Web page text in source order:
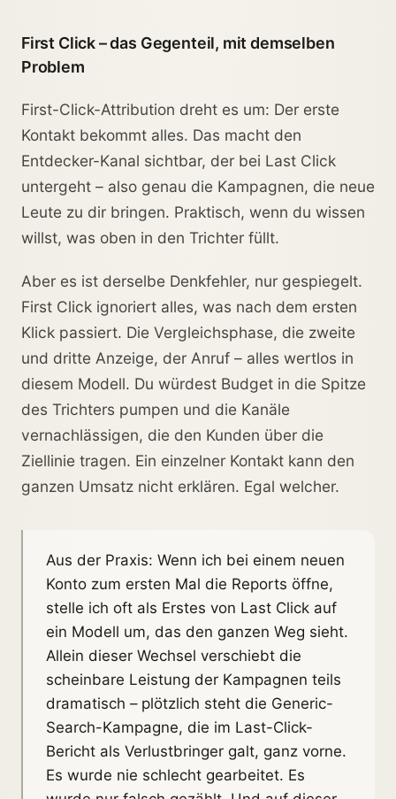
First Click – das Gegenteil, mit demselben
Problem
First-Click-Attribution dreht es um: Der erste
Kontakt bekommt alles. Das macht den
Entdecker-Kanal sichtbar, der bei Last Click
untergeht – also genau die Kampagnen, die neue
Leute zu dir bringen. Praktisch, wenn du wissen
willst, was oben in den Trichter füllt.
Aber es ist derselbe Denkfehler, nur gespiegelt.
First Click ignoriert alles, was nach dem ersten
Klick passiert. Die Vergleichsphase, die zweite
und dritte Anzeige, der Anruf – alles wertlos in
diesem Modell. Du würdest Budget in die Spitze
des Trichters pumpen und die Kanäle
vernachlässigen, die den Kunden über die
Ziellinie tragen. Ein einzelner Kontakt kann den
ganzen Umsatz nicht erklären. Egal welcher.
Aus der Praxis: Wenn ich bei einem neuen
Konto zum ersten Mal die Reports öffne,
stelle ich oft als Erstes von Last Click auf
ein Modell um, das den ganzen Weg sieht.
Allein dieser Wechsel verschiebt die
scheinbare Leistung der Kampagnen teils
dramatisch – plötzlich steht die Generic-
Search-Kampagne, die im Last-Click-
Bericht als Verlustbringer galt, ganz vorne.
Es wurde nie schlecht gearbeitet. Es